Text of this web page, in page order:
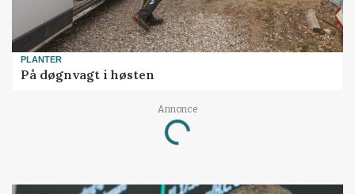
PLANTER
På døgnvagt i høsten
Annonce
Loading...